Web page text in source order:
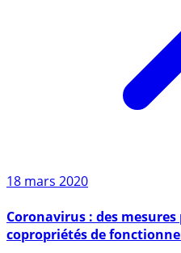
Coronavirus : des mesures